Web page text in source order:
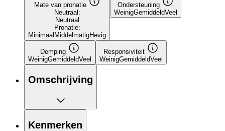
Mate van pronatie
Neutraal:
Neutraal
Pronatie:
Minimaal MiddelmatigHevig
Ondersteuning
WeinigGemiddeldVeel
Demping
WeinigGemiddeldVeel
Responsiviteit
WeinigGemiddeldVeel
Omschrijving
Kenmerken